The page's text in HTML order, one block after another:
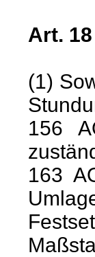
Art.
(1)
156
163